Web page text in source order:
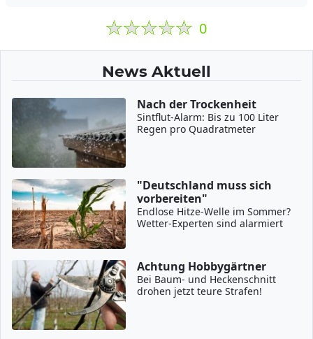
0
News Aktuell
Nach der Trockenheit
Sintflut-Alarm: Bis zu 100 Liter
Regen pro Quadratmeter
"Deutschland muss sich
vorbereiten"
Endlose Hitze-Welle im Sommer?
Wetter-Experten sind alarmiert
Achtung Hobbygärtner
Bei Baum- und Heckenschnitt
drohen jetzt teure Strafen!